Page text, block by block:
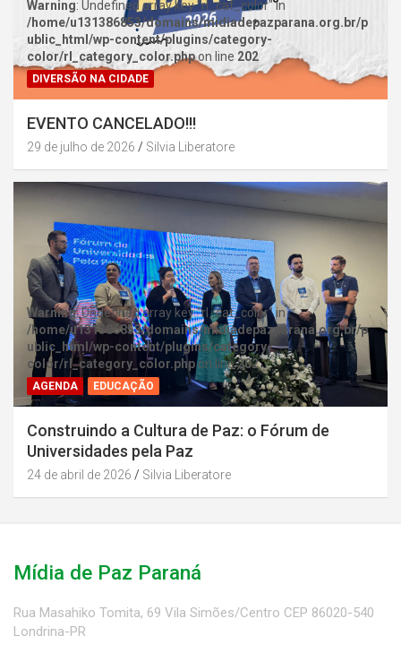
Warning: Undefined array key "rl_cat_color" in
/home/u131386853/domains/midiadepazparana.org.br/p
ublic_html/wp-content/plugins/category-
color/rl_category_color.phpon line 202
DIVERSÃO NA CIDADE
EVENTO CANCELADO!!!
29 de julho de 2026 Silvia Liberatore
Warning: Undefined array key "rl_cat_color" in
/home/u131386853/domains/midiadepazparana.org.br/p
ublic_html/wp-content/plugins/category-
color/rl_category_color.phpon line202
AGENDA EDUCAÇÃO
Construindo a Cultura de Paz: o Fórum de
Universidades pela Paz
24 de abril de 2026 Silvia Liberatore
Mídia de Paz Paraná
Rua Masahiko Tomita, 69 Vila Simões/Centro CEP 86020-540
Londrina-PR